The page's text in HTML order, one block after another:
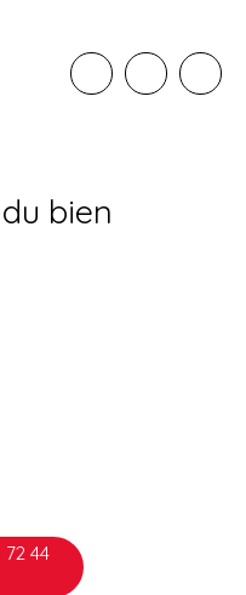
du bien
44